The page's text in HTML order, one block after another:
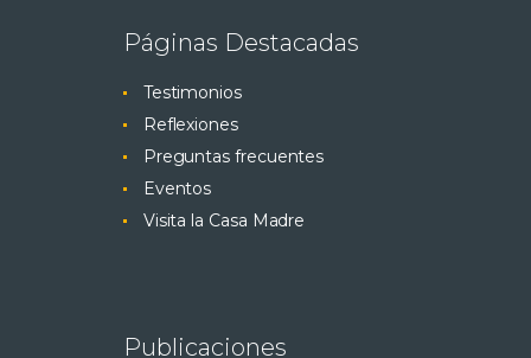
Páginas Destacadas
Testimonios
Reflexiones
Preguntas frecuentes
Eventos
Visita la Casa Madre
Publicaciones